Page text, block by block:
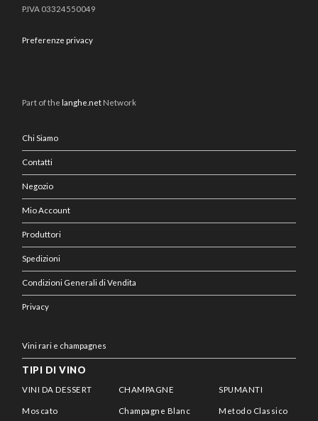
P.IVA 03324550049
Preferenze privacy
Part of the langhe.net Network
Chi Siamo
Contatti
Negozio
Mio Account
Produttori
Spedizioni
Condizioni Generali di Vendita
Privacy
Vini rari e champagnes
TIPI DI VINO
VINI DA DESSERT
Moscato
CHAMPAGNE
Champagne Blanc
SPUMANTI
Metodo Classico